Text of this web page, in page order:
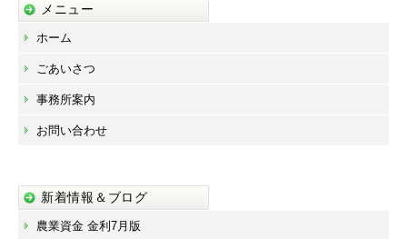
メニュー
ホーム
ごあいさつ
事務所案内
お問い合わせ
新着情報＆ブログ
農業資金 金利7月版